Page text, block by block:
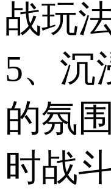
战玩
5、沉
的氛
时战